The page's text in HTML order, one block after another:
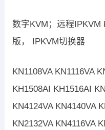
数字KVM；远程
版， IPKVM切换器
KN1108VA KN1116VA
KH1508AI KH1516AI
KN4124VA KN4140VA
KN2132VA KN4116VA